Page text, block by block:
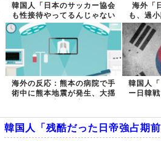
韓国人「日本のサッカー協会
も性接待やってるんじゃない
ですか？」
海外「
も、過
た
海外の反応：熊本の病院で手
術中に熊本地震が発生、大揺
韓国人
ー日韓
韓国人「残酷だった日帝強占期